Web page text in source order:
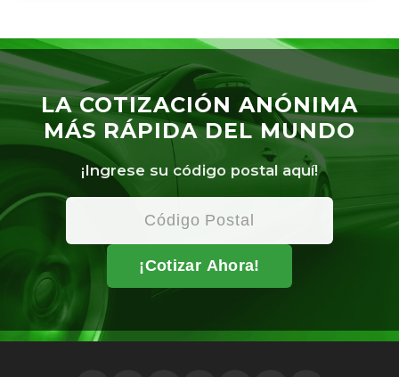
LA COTIZACIÓN ANÓNIMA
MÁS RÁPIDA DEL MUNDO
¡Ingrese su código postal aquí!
¡Cotizar Ahora!